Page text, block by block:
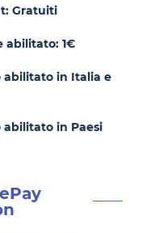
Gratuiti
abilitato: 1€
abilitato in Italia e
abilitato in Paesi